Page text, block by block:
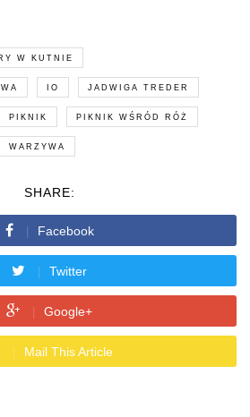
W KUTNIE
IO JADWIGA TREDER
PIKNIK PIKNIK WŚRÓD RÓŻ
WARZYWA
SHARE:
Facebook
Twitter
Google+
Mail This Article